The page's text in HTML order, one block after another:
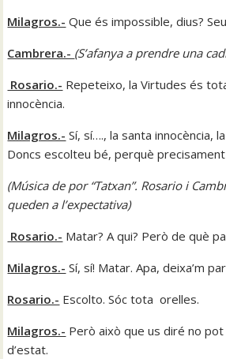
Milagros.- Que és impossible, dius?
Cambrera.- (S’afanya a prendre una
Rosario.- Repeteixo, la Virtudes és
innocència.
Milagros.- Sí, sí…., la santa innocència,
Doncs escolteu bé, perquè
(Música de por “Tatxan”. Rosario i
queden a l’expectativa)
Rosario.- Matar? A qui? Però de què
Milagros.- Sí, sí! Matar. Apa, deixa’m
Rosario.- Escolto. Sóc tota orelles.
Milagros.- Però això que us diré no
d’estat.